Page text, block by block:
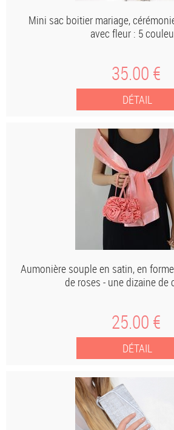
Mini sac boitier mariage,
avec fleur : 5
35.00 €
Aumonière souple en satin, en
de roses - une dizaine de
25.00 €